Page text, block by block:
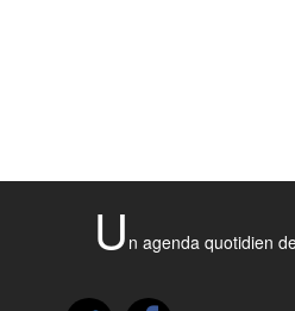
U n agenda quotidien